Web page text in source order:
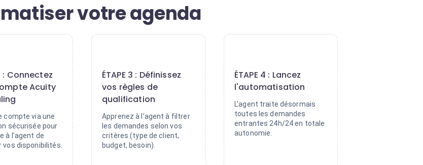
votre agenda
: Connectez
Acuity
compte via une
sécurisée pour
à l'agent de
disponibilités.
ÉTAPE 3 : Définissez
vos règles de
qualification
Apprenez à l'agent à filtrer
les demandes selon vos
critères (type de client,
budget, besoin).
ÉTAPE 4 : Lancez
l'automatisation
L'agent traite désormais
toutes les demandes
entrantes 24h/24 en totale
autonomie.